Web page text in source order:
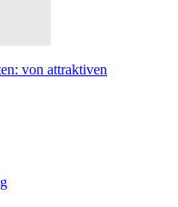
von attraktiven